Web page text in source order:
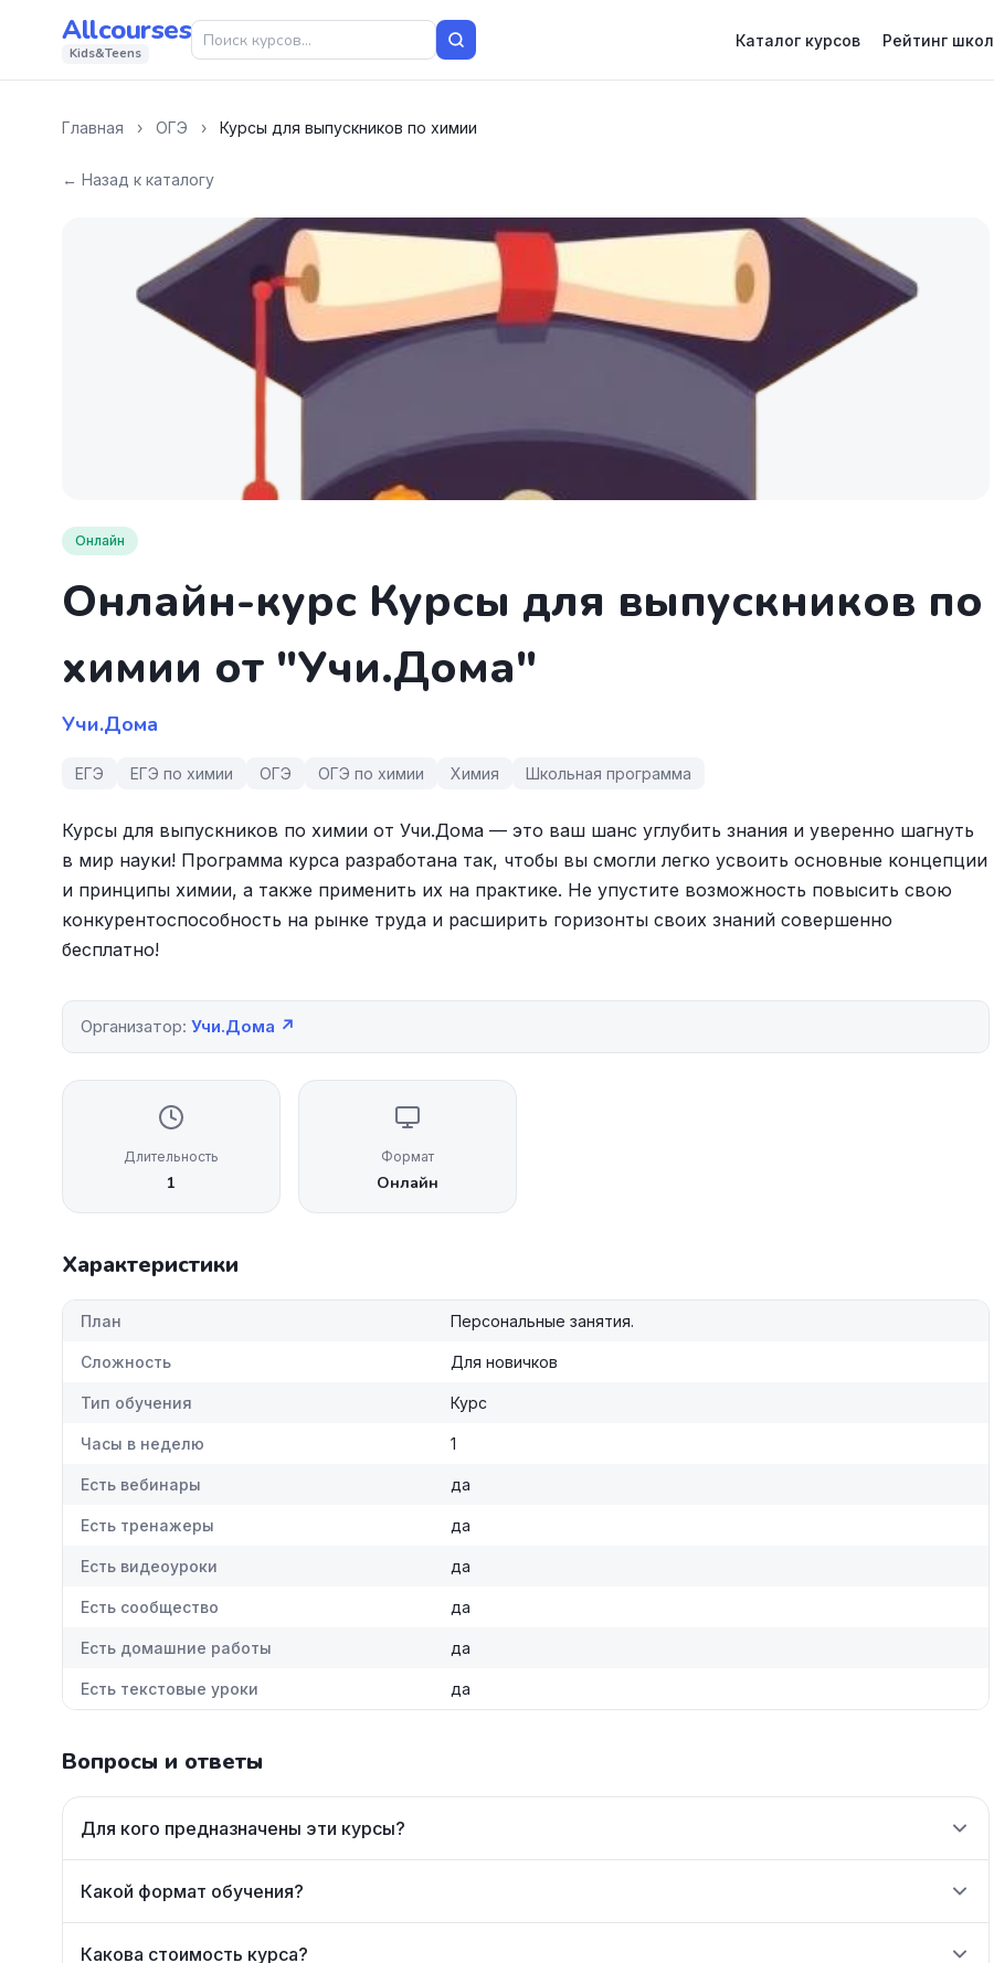
Allcourses
Kids&Teens
Каталог курсов Рейтинг школ
Главная › ОГЭ › Курсы для выпускников по химии
← Назад к каталогу
Онлайн
Онлайн-курс Курсы для выпускников по
химии от "Учи.Дома"
Учи.Дома
ЕГЭ ЕГЭ по химии ОГЭ ОГЭ по химии Химия Школьная программа
Курсы для выпускников по химии от Учи.Дома — это ваш шанс углубить знания и уверенно шагнуть
в мир науки! Программа курса разработана так, чтобы вы смогли легко усвоить основные концепции
и принципы химии, а также применить их на практике. Не упустите возможность повысить свою
конкурентоспособность на рынке труда и расширить горизонты своих знаний совершенно
бесплатно!
Организатор: Учи.Дома ↗
Длительность
1
Формат
Онлайн
Характеристики
План Персональные занятия.
Сложность Для новичков
Тип обучения Курс
Часы в неделю 1
Есть вебинары да
Есть тренажеры да
Есть видеоуроки да
Есть сообщество да
Есть домашние работы да
Есть текстовые уроки да
Вопросы и ответы
Для кого предназначены эти курсы?
Какой формат обучения?
Какова стоимость курса?